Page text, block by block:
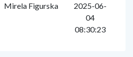
Mirela Figurska
2025-06-
04
08:30:23